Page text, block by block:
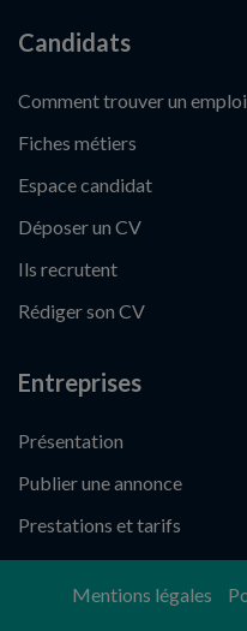
Candidats
Comment trouver un emploi
Fiches métiers
Espace candidat
Déposer un CV
Ils recrutent
Rédiger son CV
Entreprises
Présentation
Publier une annonce
Prestations et tarifs
Mentions légales